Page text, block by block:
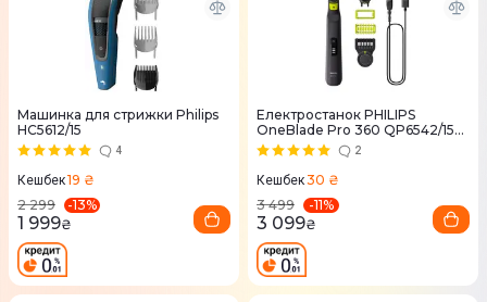
Машинка для стрижки Philips
HC5612/15
4
Кешбек19 ₴
2 299
-13%
1 999₴
Електростанок PHILIPS
OneBlade Pro 360 QP6542/15
для обличчя і тіла
2
Кешбек30 ₴
3 499
-11%
3 099₴